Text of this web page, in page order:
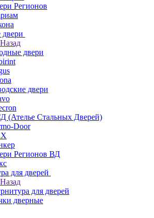
Регионов
Назад
двери
двери
(Ателье Стальных Дверей)
Door
Регионов ВД
для дверей
Назад
для дверей
дверные